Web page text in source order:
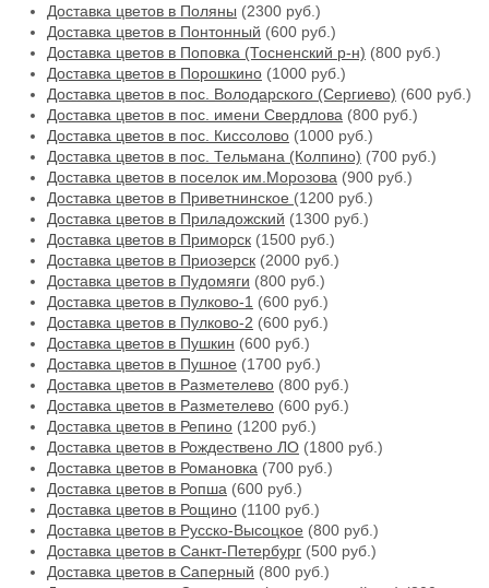
Доставка цветов в Поляны (2300 руб.)
Доставка цветов в Понтонный (600 руб.)
Доставка цветов в Поповка (Тосненский р-н) (800 руб.)
Доставка цветов в Порошкино (1000 руб.)
Доставка цветов в пос. Володарского (Сергиево) (600 руб.)
Доставка цветов в пос. имени Свердлова (800 руб.)
Доставка цветов в пос. Киссолово (1000 руб.)
Доставка цветов в пос. Тельмана (Колпино) (700 руб.)
Доставка цветов в поселок им.Морозова (900 руб.)
Доставка цветов в Приветнинское (1200 руб.)
Доставка цветов в Приладожский (1300 руб.)
Доставка цветов в Приморск (1500 руб.)
Доставка цветов в Приозерск (2000 руб.)
Доставка цветов в Пудомяги (800 руб.)
Доставка цветов в Пулково-1 (600 руб.)
Доставка цветов в Пулково-2 (600 руб.)
Доставка цветов в Пушкин (600 руб.)
Доставка цветов в Пушное (1700 руб.)
Доставка цветов в Разметелево (800 руб.)
Доставка цветов в Разметелево (600 руб.)
Доставка цветов в Репино (1200 руб.)
Доставка цветов в Рождествено ЛО (1800 руб.)
Доставка цветов в Романовка (700 руб.)
Доставка цветов в Ропша (600 руб.)
Доставка цветов в Рощино (1100 руб.)
Доставка цветов в Русско-Высоцкое (800 руб.)
Доставка цветов в Санкт-Петербург (500 руб.)
Доставка цветов в Саперный (800 руб.)